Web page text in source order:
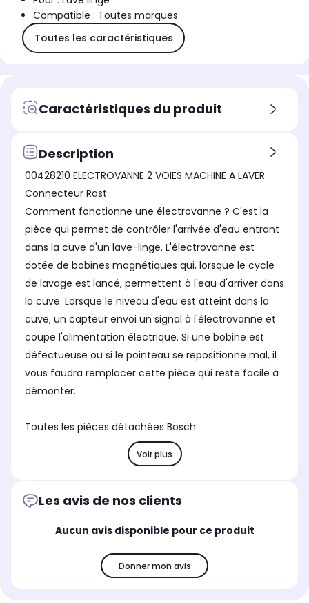
Compatible : Toutes marques
Toutes les caractéristiques
Caractéristiques du produit
Description
00428210 ELECTROVANNE 2 VOIES MACHINE A LAVER
Connecteur Rast
Comment fonctionne une électrovanne ? C'est la
pièce qui permet de contrôler l'arrivée d'eau entrant
dans la cuve d'un lave-linge. L'électrovanne est
dotée de bobines magnétiques qui, lorsque le cycle
de lavage est lancé, permettent à l'eau d'arriver dans
la cuve. Lorsque le niveau d'eau est atteint dans la
cuve, un capteur envoi un signal à l'électrovanne et
coupe l'alimentation électrique. Si une bobine est
défectueuse ou si le pointeau se repositionne mal, il
vous faudra remplacer cette pièce qui reste facile à
démonter.
Toutes les pièces détachées Bosch
Voir plus
Les avis de nos clients
Aucun avis disponible pour ce produit
Donner mon avis